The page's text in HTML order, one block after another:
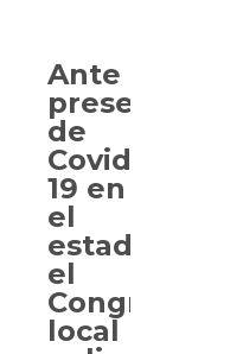
Ante
presencia
de
Covid-
19 en
el
estado,
el
Congreso
local